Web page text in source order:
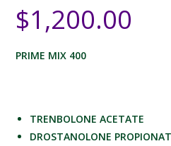
$1,200.00
PRIME MIX 400
TRENBOLONE ACETATE
DROSTANOLONE